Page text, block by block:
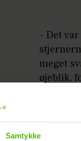
Samtykke
– Det
meget
øjeblik,
– Min
det